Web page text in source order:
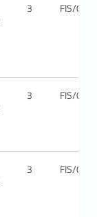
3 FIS/06
3 FIS/03
3 FIS/03